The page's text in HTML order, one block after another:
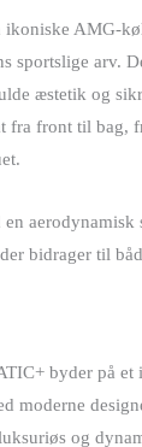
ikoniske AMG-
sportslige arv.
æstetik og
fra front til bag,
en
bidrager til
byder på et
moderne
og